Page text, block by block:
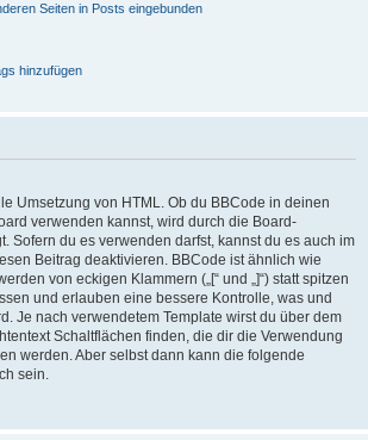
Seiten in Posts eingebunden
hinzufügen
Umsetzung von HTML. Ob du BBCode in deinen
verwenden kannst, wird durch die Board-
Sofern du es verwenden darfst, kannst du es auch im
Beitrag deaktivieren. BBCode ist ähnlich wie
von eckigen Klammern („[“ und „]“) statt spitzen
und erlauben eine bessere Kontrolle, was und
Je nach verwendetem Template wirst du über dem
Schaltflächen finden, die dir die Verwendung
werden. Aber selbst dann kann die folgende
sein.